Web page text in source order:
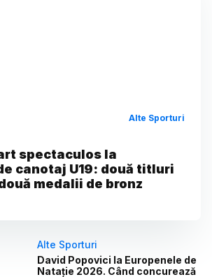
Alte Sporturi
spectaculos la
canotaj U19: două titluri
medalii de bronz
Alte Sporturi
David Popovici la Europenele de
Natație 2026. Când concurează